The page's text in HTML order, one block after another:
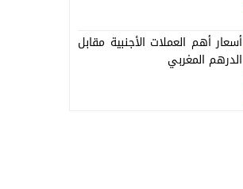
أسعار أهم العملات الأجنبية مقابل
الدرهم المغربي